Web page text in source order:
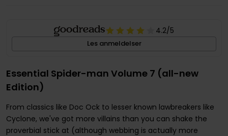
4.2/5
Les anmeldelser
Essential Spider-man Volume 7 (all-new
Edition)
From classics like Doc Ock to lesser known lawbreakers like
Cyclone, we've got more villains than you can shake the
proverbial stick at (although webbing is actually more